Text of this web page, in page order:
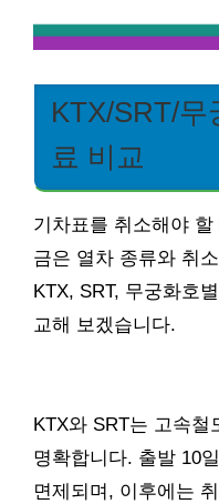
KTX/SRT/무
료 비교
기차표를 취소해야
금은 열차 종류와 취
KTX, SRT, 무궁화호
교해 보겠습니다.
KTX와 SRT는 고속철
명확합니다. 출발 10
면제되며, 이후에는